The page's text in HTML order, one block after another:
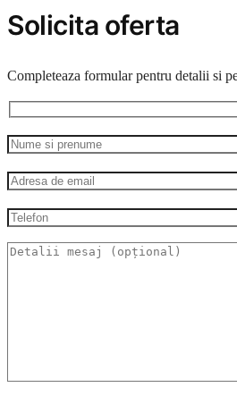
Solicita oferta
Completeaza formular pentru detalii si